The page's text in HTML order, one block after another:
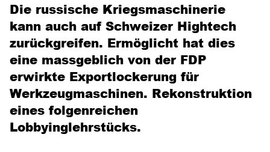
Die russische Kriegsmaschinerie
kann auch auf Schweizer Hightech
zurückgreifen. Ermöglicht hat dies
eine massgeblich von der FDP
erwirkte Exportlockerung für
Werkzeugmaschinen. Rekonstruktion
eines folgenreichen
Lobbyinglehrstücks.